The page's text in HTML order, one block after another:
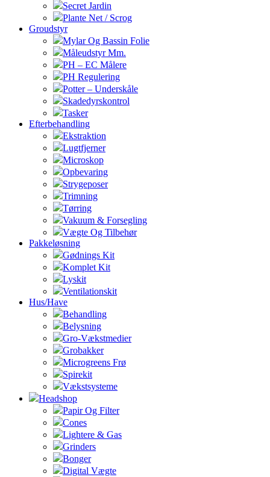
Secret Jardin
Plante Net / Scrog
Groudstyr
Mylar Og Bassin Folie
Måleudstyr Mm.
PH – EC Målere
PH Regulering
Potter – Underskåle
Skadedyrskontrol
Tasker
Efterbehandling
Ekstraktion
Lugtfjerner
Microskop
Opbevaring
Strygeposer
Trimning
Tørring
Vakuum & Forsegling
Vægte Og Tilbehør
Pakkeløsning
Gødnings Kit
Komplet Kit
Lyskit
Ventilationskit
Hus/Have
Behandling
Belysning
Gro-Vækstmedier
Grobakker
Microgreens Frø
Spirekit
Vækstsysteme
Headshop
Papir Og Filter
Cones
Lightere & Gas
Grinders
Bonger
Digital Vægte